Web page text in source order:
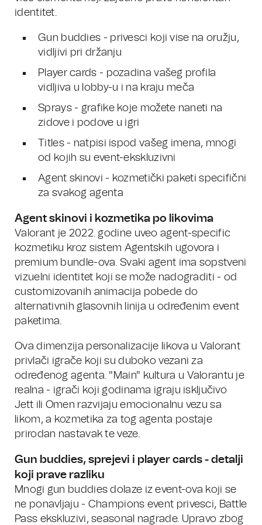
identitet.
Gun buddies - privesci koji vise na oružju,
vidljivi pri držanju
Player cards - pozadina vašeg profila
vidljiva u lobby-u i na kraju meča
Sprays - grafike koje možete naneti na
zidove i podove u igri
Titles - natpisi ispod vašeg imena, mnogi
od kojih su event-ekskluzivni
Agent skinovi - kozmetički paketi specifični
za svakog agenta
Agent skinovi i kozmetika po likovima
Valorant je 2022. godine uveo agent-specific
kozmetiku kroz sistem Agentskih ugovora i
premium bundle-ova. Svaki agent ima sopstveni
vizuelni identitet koji se može nadograditi - od
customizovanih animacija pobede do
alternativnih glasovnih linija u određenim event
paketima.
Ova dimenzija personalizacije likova u Valorant
privlači igrače koji su duboko vezani za
određenog agenta. "Main" kultura u Valorantu je
realna - igrači koji godinama igraju isključivo
Jett ili Omen razvijaju emocionalnu vezu sa
likom, a kozmetika za tog agenta postaje
prirodan nastavak te veze.
Gun buddies, sprejevi i player cards - detalji
koji prave razliku
Mnogi gun buddies dolaze iz event-ova koji se
ne ponavljaju - Champions event privesci, Battle
Pass ekskluzivi, seasonal nagrade. Upravo zbog